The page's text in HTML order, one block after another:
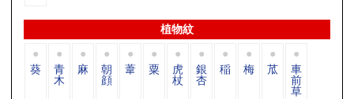
植物紋
葵 青
木
麻 朝
顔
葦 粟 虎
杖
銀
杏
稲 梅 苽 車
前
草